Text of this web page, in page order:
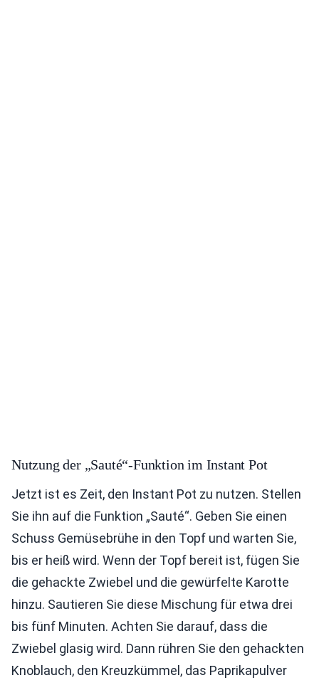
Nutzung der „Sauté“-Funktion im Instant Pot
Jetzt ist es Zeit, den Instant Pot zu nutzen. Stellen
Sie ihn auf die Funktion „Sauté“. Geben Sie einen
Schuss Gemüsebrühe in den Topf und warten Sie,
bis er heiß wird. Wenn der Topf bereit ist, fügen Sie
die gehackte Zwiebel und die gewürfelte Karotte
hinzu. Sautieren Sie diese Mischung für etwa drei
bis fünf Minuten. Achten Sie darauf, dass die
Zwiebel glasig wird. Dann rühren Sie den gehackten
Knoblauch, den Kreuzkümmel, das Paprikapulver